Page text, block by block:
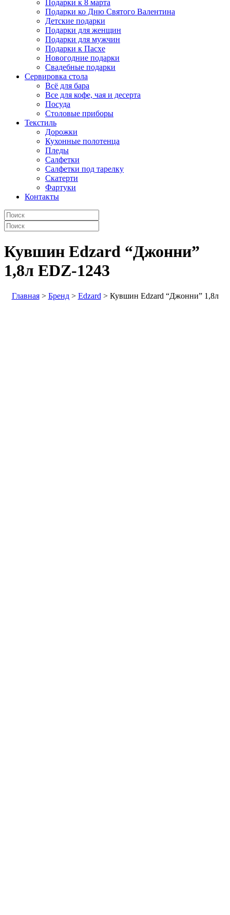
Подарки к 8 марта
Подарки ко Дню Святого Валентина
Детские подарки
Подарки для женщин
Подарки для мужчин
Подарки к Пасхе
Новогодние подарки
Свадебные подарки
Сервировка стола
Всё для бара
Все для кофе, чая и десерта
Посуда
Столовые приборы
Текстиль
Дорожки
Кухонные полотенца
Пледы
Салфетки
Салфетки под тарелку
Скатерти
Фартуки
Контакты
Кувшин Edzard “Джонни”
1,8л EDZ-1243
Главная> Бренд> Edzard > Кувшин Edzard “Джонни” 1,8л